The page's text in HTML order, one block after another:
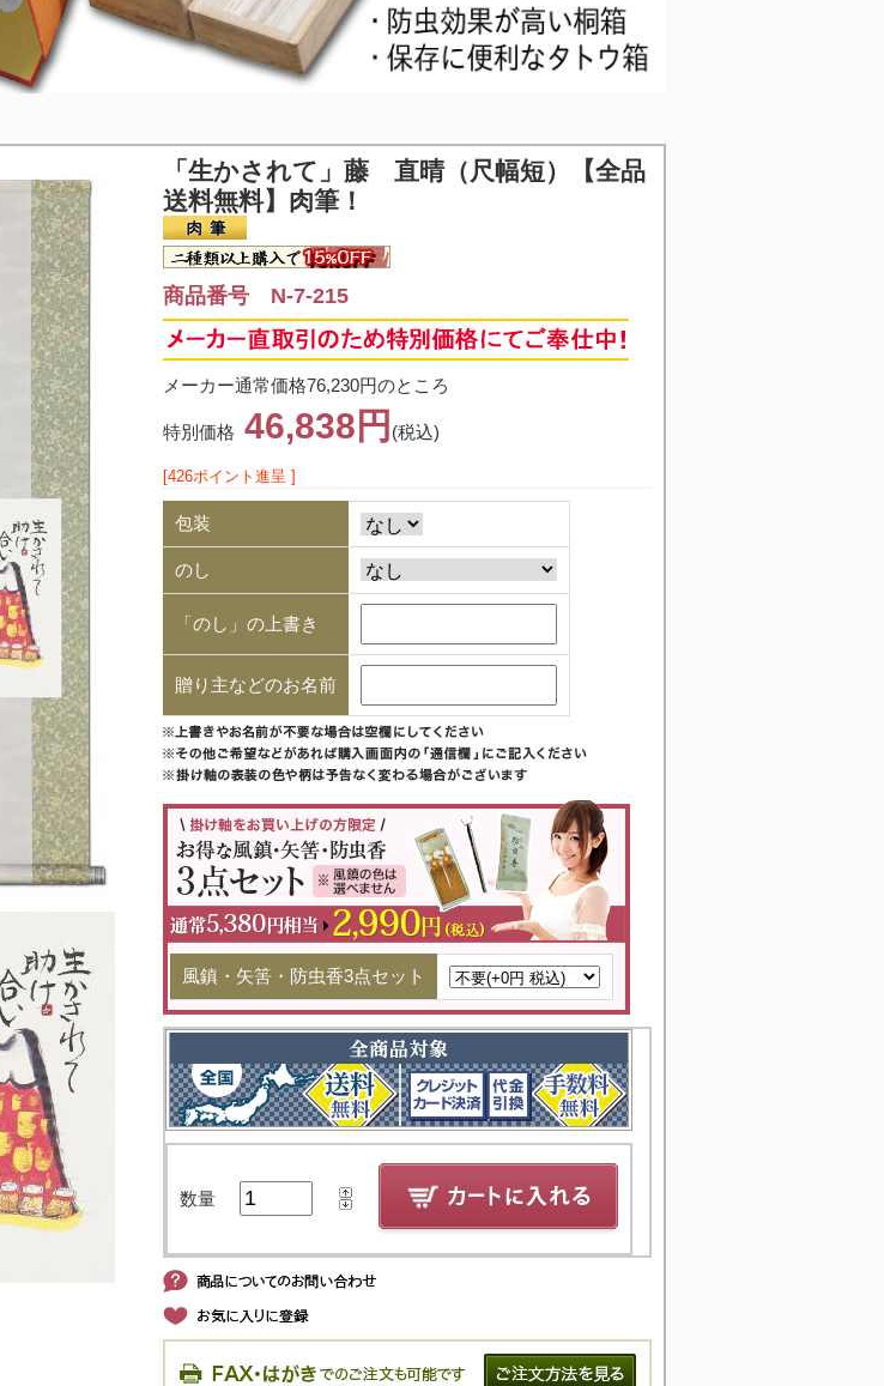
「生かされて」藤 直晴（尺幅短）【全品
送料無料】肉筆！
商品番号 N-7-215
メーカー通常価格76,230円のところ
特別価格 46,838円 (税込)
[426ポイント進呈 ]
包装
のし
「のし」の上書き
贈り主などのお名前
風鎮・矢筈・防虫香3点セット
数量